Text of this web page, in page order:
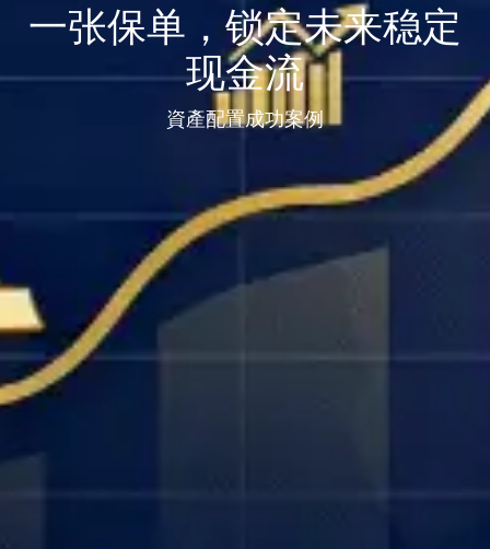
一张保单，锁定未来稳定
现金流
資產配置成功案例